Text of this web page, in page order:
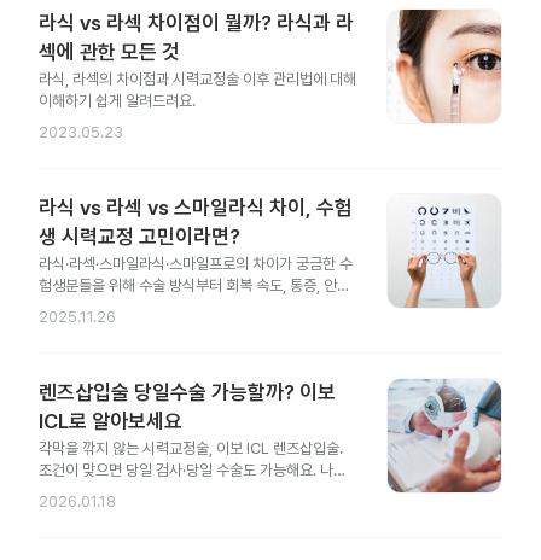
라식 vs 라섹 차이점이 뭘까? 라식과 라
섹에 관한 모든 것
라식, 라섹의 차이점과 시력교정술 이후 관리법에 대해
이해하기 쉽게 알려드려요.
2023.05.23
라식 vs 라섹 vs 스마일라식 차이, 수험
생 시력교정 고민이라면?
라식·라섹·스마일라식·스마일프로의 차이가 궁금한 수
험생분들을 위해 수술 방식부터 회복 속도, 통증, 안전
성 차이까지 한 번에 정리했어요.
2025.11.26
렌즈삽입술 당일수술 가능할까? 이보
ICL로 알아보세요
각막을 깎지 않는 시력교정술, 이보 ICL 렌즈삽입술.
조건이 맞으면 당일 검사·당일 수술도 가능해요. 나에
게도 가능한지 지금 확인해 보세요.
2026.01.18